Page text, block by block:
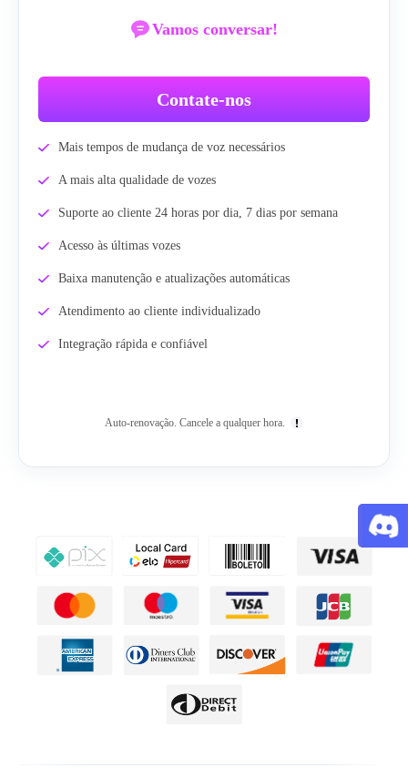
Vamos conversar!
Contate-nos
Mais tempos de mudança de voz necessários
A mais alta qualidade de vozes
Suporte ao cliente 24 horas por dia, 7 dias por semana
Acesso às últimas vozes
Baixa manutenção e atualizações automáticas
Atendimento ao cliente individualizado
Integração rápida e confiável
Auto-renovação. Cancele a qualquer hora.